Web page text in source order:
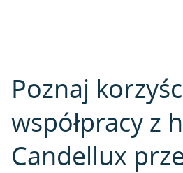
Poznaj
współpracy z
Candellux